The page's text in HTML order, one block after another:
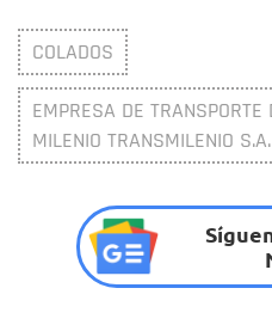
COLADOS
EMPRESA DE TRANSPORTE
MILENIO TRANSMILENIO S.A.